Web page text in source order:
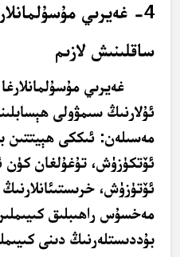
4- غەيرىي
ساقلىنىش لازىم
غەيرىي
ئۇلارنىڭ سىمۋولى
مەسىلەن: ئىككى ھېيتتىن
ئۆتكۈزۈش، تۇغۇلغان
ئۆتۈزۈش،
مەخسۇس راھىبلىق
بۇددىستلەرنىڭ دىنى